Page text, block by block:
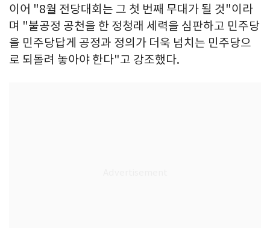
이어 "8월 전당대회는 그 첫 번째 무대가 될 것"이라
며 "불공정 공천을 한 정청래 세력을 심판하고 민주당
을 민주당답게 공정과 정의가 더욱 넘치는 민주당으
로 되돌려 놓아야 한다"고 강조했다.